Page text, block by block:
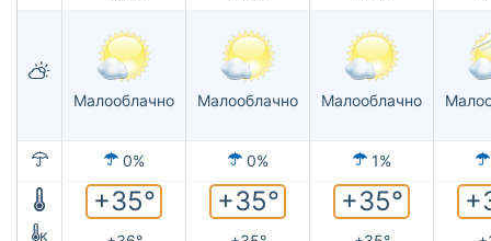
Малооблачно Малооблачно Малооблачно
0% 0% 1%
+35° +35° +35°
к